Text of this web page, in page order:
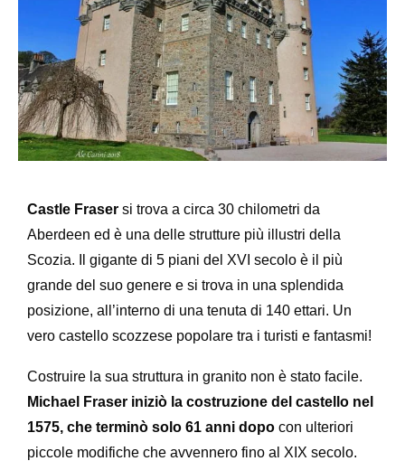
Castle Fraser si trova a circa 30 chilometri da
Aberdeen ed è una delle strutture più illustri della
Scozia. Il gigante di 5 piani del XVI secolo è il più
grande del suo genere e si trova in una splendida
posizione, all’interno di una tenuta di 140 ettari. Un
vero castello scozzese popolare tra i turisti e fantasmi!
Costruire la sua struttura in granito non è stato facile.
Michael Fraser iniziò la costruzione del castello nel
1575, che terminò solo 61 anni dopo con ulteriori
piccole modifiche che avvennero fino al XIX secolo.